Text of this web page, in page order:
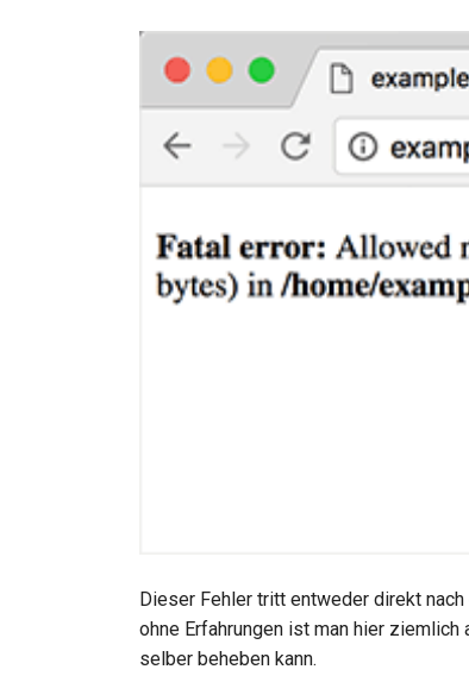
Dieser Fehler tritt entweder direkt
ohne Erfahrungen ist man hier
selber beheben kann.